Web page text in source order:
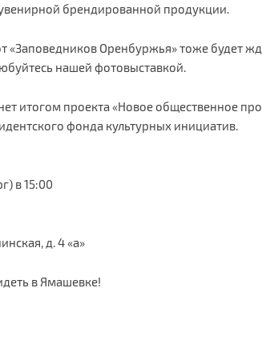
брендированной продукции.
«Заповедников Оренбуржья» тоже будет
нашей фотовыставкой.
итогом проекта «Новое общественное
фонда культурных инициатив.
в 15:00
д. 4 «а»
в Ямашевке!